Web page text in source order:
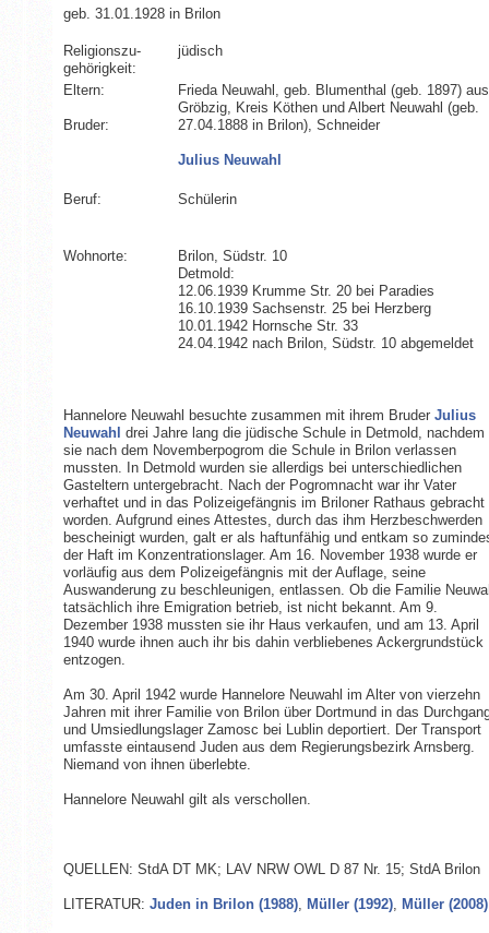
geb. 31.01.1928 in Brilon
Religionszu­
gehörigkeit:
jüdisch
Eltern:
Bruder:
Frieda Neuwahl, geb. Blumenthal (geb. 1897) aus
Gröbzig, Kreis Köthen und Albert Neuwahl (geb.
27.04.1888 in Brilon), Schneider
Julius Neuwahl
Beruf: Schülerin
Wohnorte:
Brilon, Südstr. 10
Detmold:
12.06.1939 Krumme Str. 20 bei Paradies
16.10.1939 Sachsenstr. 25 bei Herzberg
10.01.1942 Hornsche Str. 33
24.04.1942 nach Brilon, Südstr. 10 abgemeldet
Hannelore Neuwahl besuchte zusammen mit ihrem Bruder Julius
Neuwahl drei Jahre lang die jüdische Schule in Detmold, nachdem
sie nach dem Novemberpogrom die Schule in Brilon verlassen
mussten. In Detmold wurden sie allerdigs bei unterschiedlichen
Gasteltern untergebracht. Nach der Pogromnacht war ihr Vater
verhaftet und in das Polizeigefängnis im Briloner Rathaus gebracht
worden. Aufgrund eines Attestes, durch das ihm Herzbeschwerden
bescheinigt wurden, galt er als haftunfähig und entkam so
der Haft im Konzentrationslager. Am 16. November 1938 wurde er
vorläufig aus dem Polizeigefängnis mit der Auflage, seine
Auswanderung zu beschleunigen, entlassen. Ob die Familie
tatsächlich ihre Emigration betrieb, ist nicht bekannt. Am 9.
Dezember 1938 mussten sie ihr Haus verkaufen, und am 13. April
1940 wurde ihnen auch ihr bis dahin verbliebenes Ackergrundstück
entzogen.
Am 30. April 1942 wurde Hannelore Neuwahl im Alter von vierzehn
Jahren mit ihrer Familie von Brilon über Dortmund in das
und Umsiedlungslager Zamosc bei Lublin deportiert. Der Transport
umfasste eintausend Juden aus dem Regierungsbezirk Arnsberg.
Niemand von ihnen überlebte.
Hannelore Neuwahl gilt als verschollen.
QUELLEN: StdA DT MK; LAV NRW OWL D 87 Nr. 15; StdA Brilon
LITERATUR: Juden in Brilon (1988), Müller (1992), Müller (2008)